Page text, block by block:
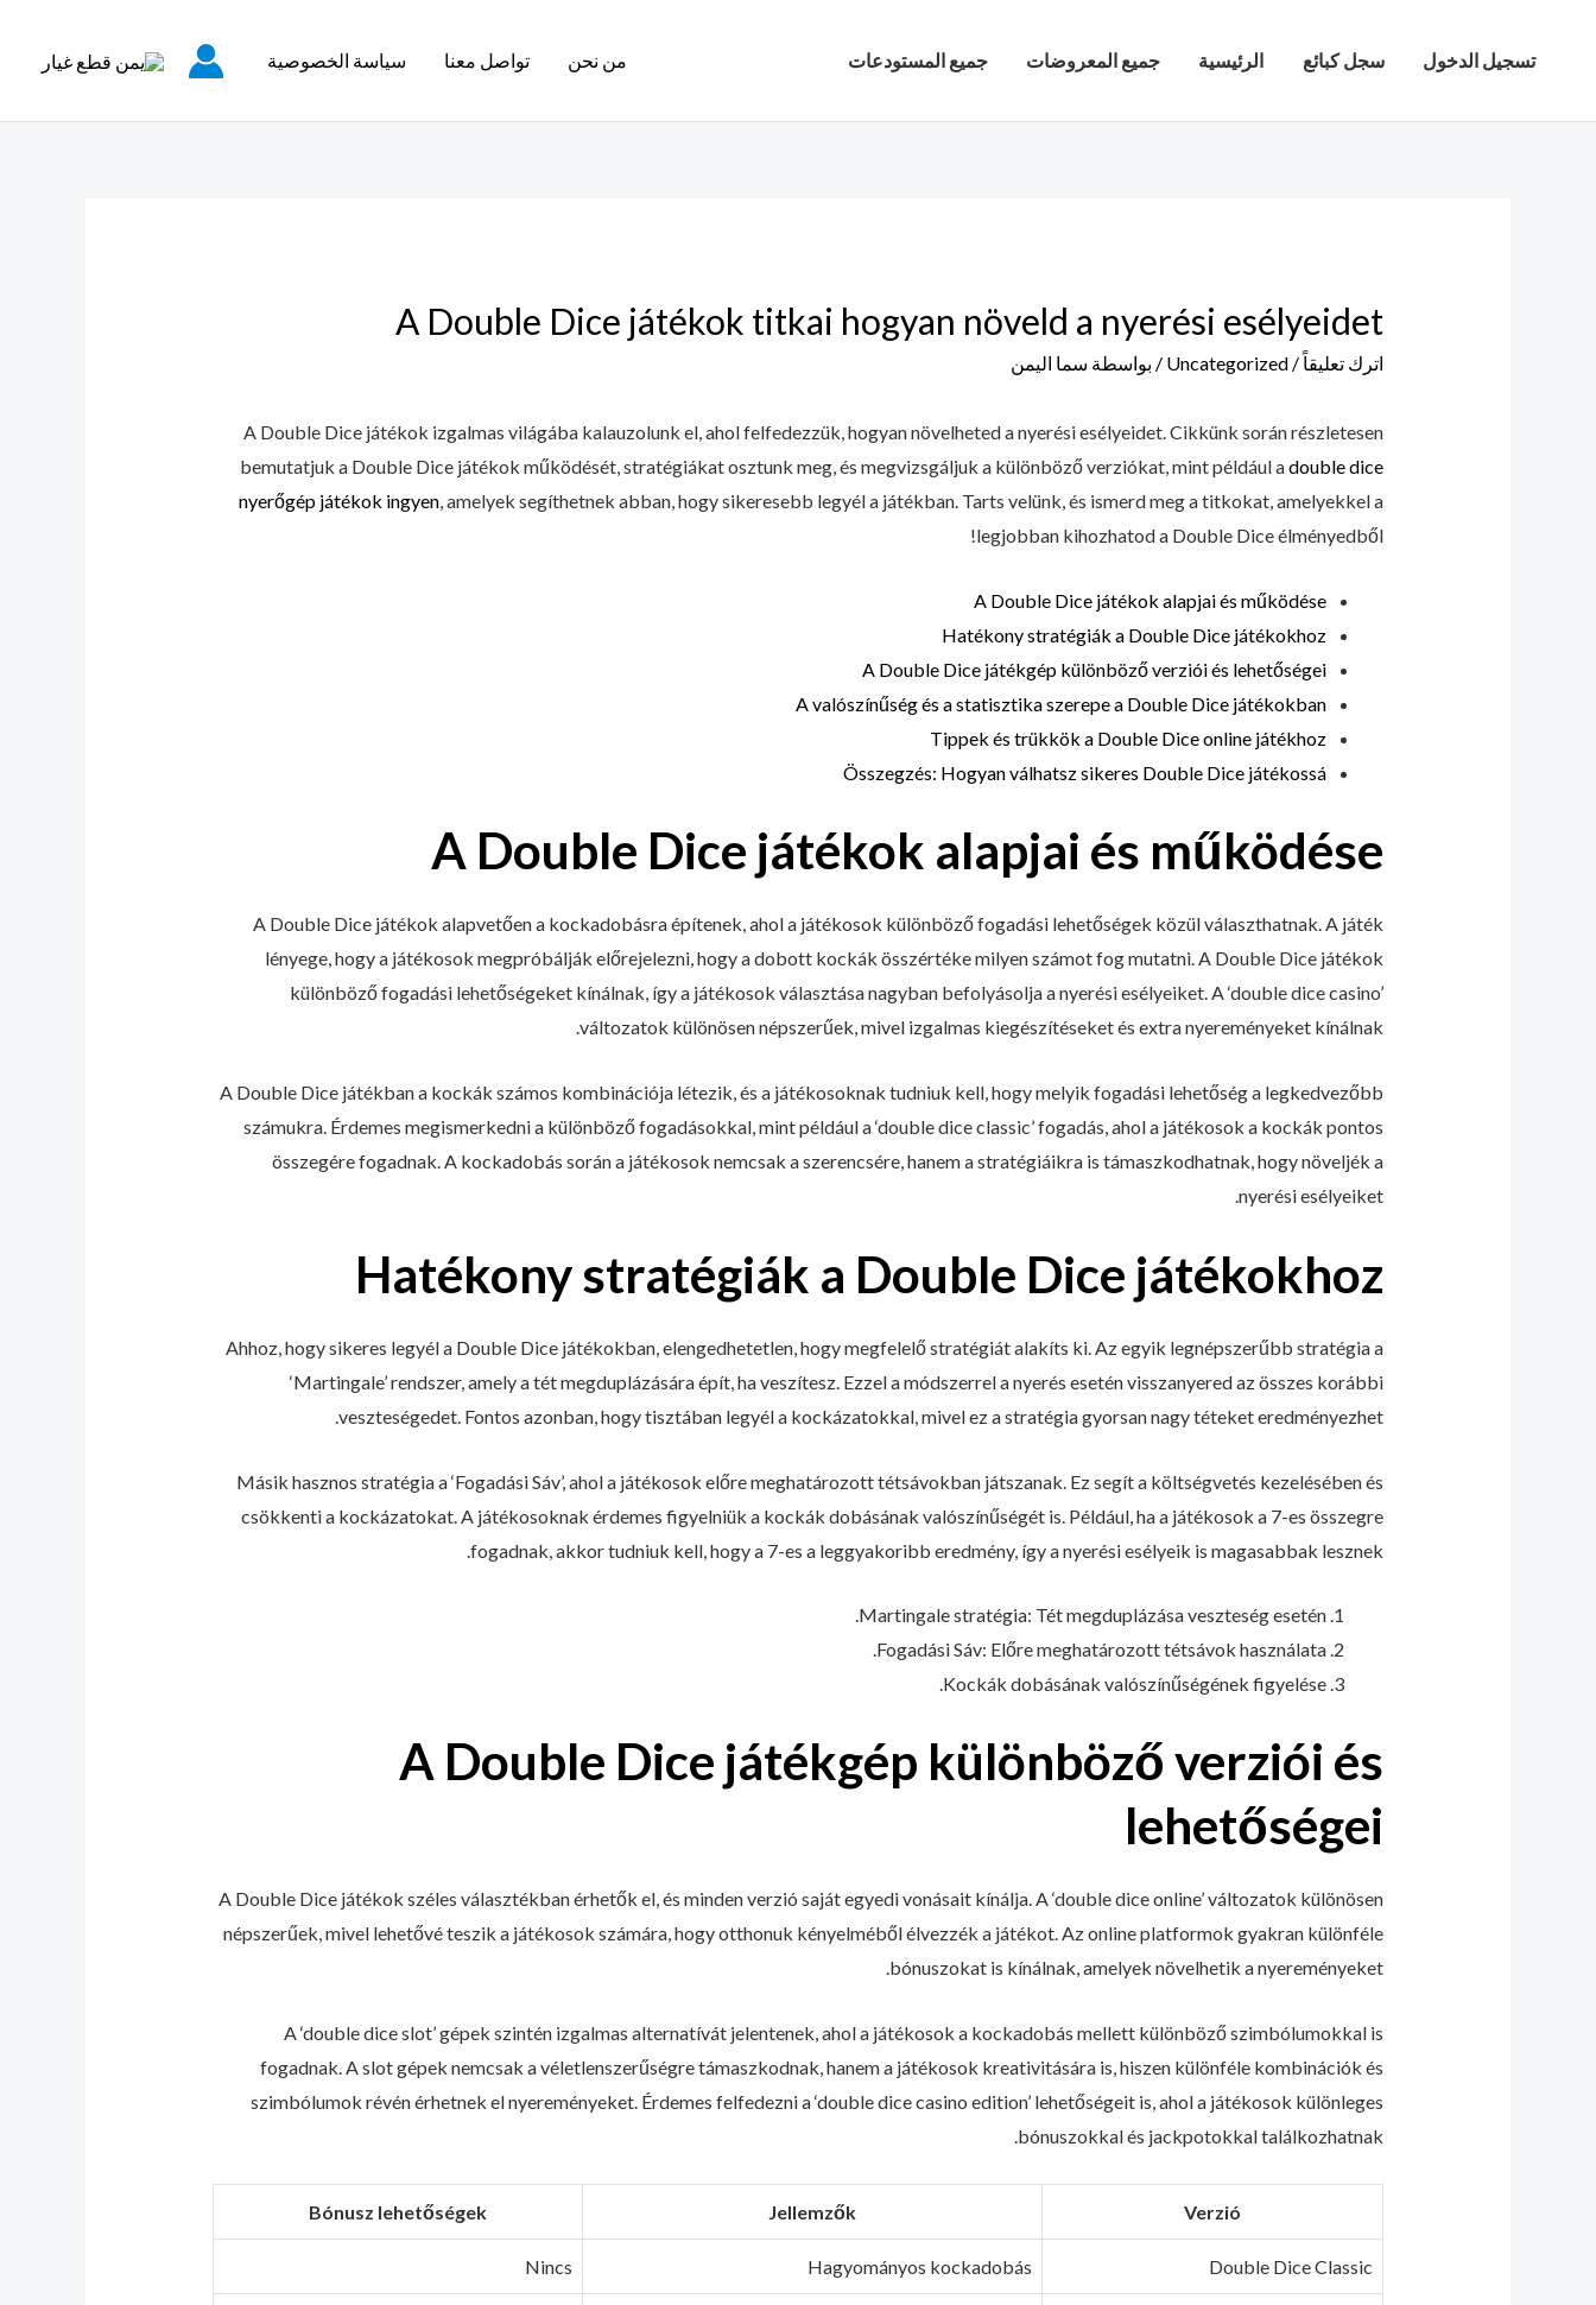
تسجيل الدخول سجل كبائع الرئيسية جميع المعروضات جميع المستودعات من نحن تواصل معنا سياسة الخصوصية
A Double Dice játékok titkai hogyan növeld a nyerési esélyeidet
اترك تعليقاً /
Uncategorized / بواسطة سما اليمن
A Double Dice játékok izgalmas világába kalauzolunk el, ahol felfedezzük, hogyan növelheted a nyerési esélyeidet. Cikkünk során részletesen
bemutatjuk a Double Dice játékok működését, stratégiákat osztunk meg, és megvizsgáljuk a különböző verziókat, mint például adouble dice
nyerőgép játékok ingyen, amelyek segíthetnek abban, hogy sikeresebb legyél a játékban. Tarts velünk, és ismerd meg a titkokat, amelyekkel a
legjobban kihozhatod a Double Dice élményedből!
A Double Dice játékok alapjai és működése
Hatékony stratégiák a Double Dice játékokhoz
A Double Dice játékgép különböző verziói és lehetőségei
A valószínűség és a statisztika szerepe a Double Dice játékokban
Tippek és trükkök a Double Dice online játékhoz
Összegzés: Hogyan válhatsz sikeres Double Dice játékossá
A Double Dice játékok alapjai és működése
A Double Dice játékok alapvetően a kockadobásra építenek, ahol a játékosok különböző fogadási lehetőségek közül választhatnak. A játék
lényege, hogy a játékosok megpróbálják előrejelezni, hogy a dobott kockák összértéke milyen számot fog mutatni. A Double Dice játékok
különböző fogadási lehetőségeket kínálnak, így a játékosok választása nagyban befolyásolja a nyerési esélyeiket. A ‘double dice casino’
változatok különösen népszerűek, mivel izgalmas kiegészítéseket és extra nyereményeket kínálnak.
A Double Dice játékban a kockák számos kombinációja létezik, és a játékosoknak tudniuk kell, hogy melyik fogadási lehetőség a legkedvezőbb
számukra. Érdemes megismerkedni a különböző fogadásokkal, mint például a ‘double dice classic’ fogadás, ahol a játékosok a kockák pontos
összegére fogadnak. A kockadobás során a játékosok nemcsak a szerencsére, hanem a stratégiáikra is támaszkodhatnak, hogy növeljék a
nyerési esélyeiket.
Hatékony stratégiák a Double Dice játékokhoz
Ahhoz, hogy sikeres legyél a Double Dice játékokban, elengedhetetlen, hogy megfelelő stratégiát alakíts ki. Az egyik legnépszerűbb stratégia a
‘Martingale’ rendszer, amely a tét megduplázására épít, ha veszítesz. Ezzel a módszerrel a nyerés esetén visszanyered az összes korábbi
veszteségedet. Fontos azonban, hogy tisztában legyél a kockázatokkal, mivel ez a stratégia gyorsan nagy téteket eredményezhet.
Másik hasznos stratégia a ‘Fogadási Sáv’, ahol a játékosok előre meghatározott tétsávokban játszanak. Ez segít a költségvetés kezelésében és
csökkenti a kockázatokat. A játékosoknak érdemes figyelniük a kockák dobásának valószínűségét is. Például, ha a játékosok a 7-es összegre
fogadnak, akkor tudniuk kell, hogy a 7-es a leggyakoribb eredmény, így a nyerési esélyeik is magasabbak lesznek.
Martingale stratégia: Tét megduplázása veszteség esetén.
Fogadási Sáv: Előre meghatározott tétsávok használata.
Kockák dobásának valószínűségének figyelése.
A Double Dice játékgép különböző verziói és
lehetőségei
A Double Dice játékok széles választékban érhetők el, és minden verzió saját egyedi vonásait kínálja. A ‘double dice online’ változatok különösen
népszerűek, mivel lehetővé teszik a játékosok számára, hogy otthonuk kényelméből élvezzék a játékot. Az online platformok gyakran különféle
bónuszokat is kínálnak, amelyek növelhetik a nyereményeket.
A ‘double dice slot’ gépek szintén izgalmas alternatívát jelentenek, ahol a játékosok a kockadobás mellett különböző szimbólumokkal is
fogadnak. A slot gépek nemcsak a véletlenszerűségre támaszkodnak, hanem a játékosok kreativitására is, hiszen különféle kombinációk és
szimbólumok révén érhetnek el nyereményeket. Érdemes felfedezni a ‘double dice casino edition’ lehetőségeit is, ahol a játékosok különleges
bónuszokkal és jackpotokkal találkozhatnak.
Verzió
Jellemzők
Bónusz lehetőségek
Double Dice Classic
Hagyományos kockadobás
Nincs